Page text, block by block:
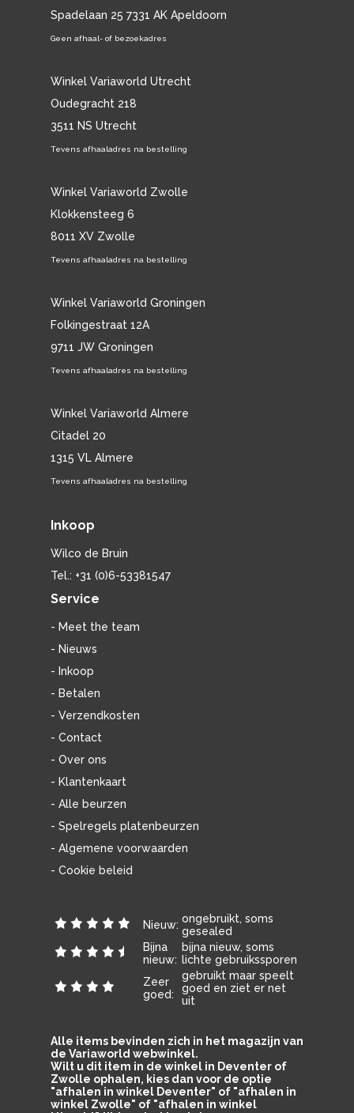
Spadelaan 25 7331 AK Apeldoorn
Geen afhaal- of bezoekadres
Winkel Variaworld Utrecht
Oudegracht 218
3511 NS Utrecht
Tevens afhaaladres na bestelling
Winkel Variaworld Zwolle
Klokkensteeg 6
8011 XV Zwolle
Tevens afhaaladres na bestelling
Winkel Variaworld Groningen
Folkingestraat 12A
9711 JW Groningen
Tevens afhaaladres na bestelling
Winkel Variaworld Almere
Citadel 20
1315 VL Almere
Tevens afhaaladres na bestelling
Inkoop
Wilco de Bruin
Tel.: +31 (0)6-53381547
Service
- Meet the team
- Nieuws
- Inkoop
- Betalen
- Verzendkosten
- Contact
- Over ons
- Klantenkaart
- Alle beurzen
- Spelregels platenbeurzen
- Algemene voorwaarden
- Cookie beleid
Nieuw: ongebruikt, soms
gesealed
Bijna
nieuw:
bijna nieuw, soms
lichte gebruikssporen
Zeer
goed:
gebruikt maar speelt
goed en ziet er net
uit
Alle items bevinden zich in het magazijn van
de Variaworld webwinkel.
Wilt u dit item in de winkel in Deventer of
Zwolle ophalen, kies dan voor de optie
"afhalen in winkel Deventer" of "afhalen in
winkel Zwolle" of "afhalen in winkel